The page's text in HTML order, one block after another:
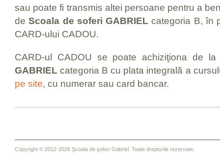
sau poate fi transmis altei persoane pentru a
deScoala de soferi GABRIELcategoria B, în
CARD-ului CADOU.
CARD-ul CADOU se poate achiziţiona de
GABRIEL categoria B cu plata integrală a
pe site, cu numerar sau card bancar.
Copyright © 2012-2026 Şcoala de şoferi Gabriel. Toate drepturile rezervate.